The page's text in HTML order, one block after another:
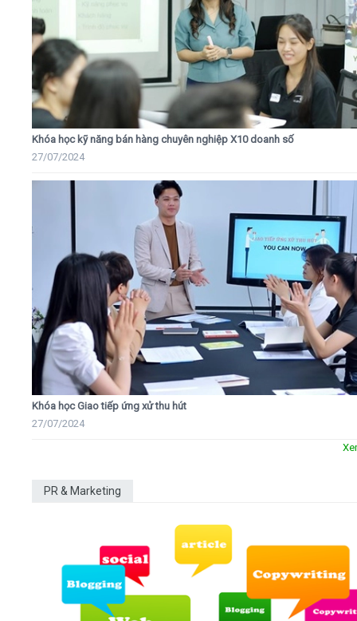
Khóa học kỹ năng bán hàng chuyên nghiệp X10 doanh số
27/07/2024
Khóa học Giao tiếp ứng xử thu hút
27/07/2024
PR & Marketing